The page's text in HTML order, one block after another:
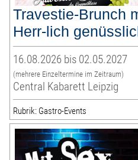
Travestie-Brunch
Herr-lich
16.08.2026 bis 02.05.2027
(mehrere Einzeltermine im Zeitraum)
Central Kabarett Leipzig
Rubrik: Gastro-Events